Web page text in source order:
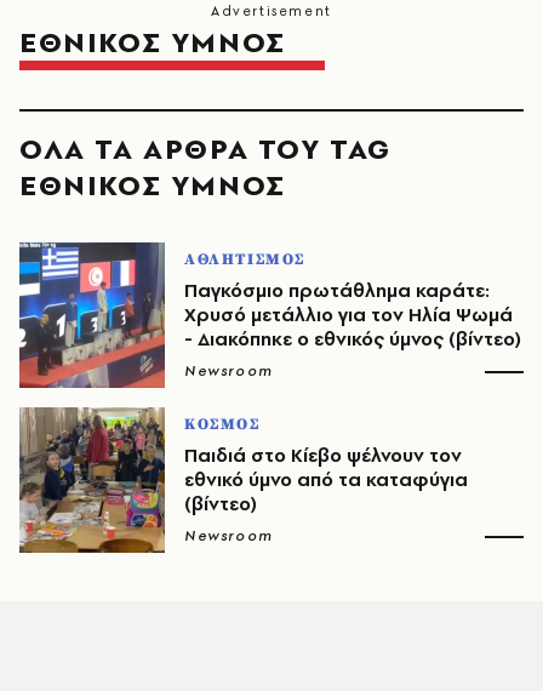
ΕΘΝΙΚΟΣ ΥΜΝΟΣ
ΟΛΑ ΤΑ ΑΡΘΡΑ ΤΟΥ TAG
ΕΘΝΙΚΟΣ ΥΜΝΟΣ
ΑΘΛΗΤΙΣΜΟΣ
Παγκόσμιο πρωτάθλημα καράτε:
Χρυσό μετάλλιο για τον Ηλία Ψωμά
- Διακόπηκε ο εθνικός ύμνος (βίντεο)
Newsroom
ΚΟΣΜΟΣ
Παιδιά στο Κίεβο ψέλνουν τον
εθνικό ύμνο από τα καταφύγια
(βίντεο)
Newsroom